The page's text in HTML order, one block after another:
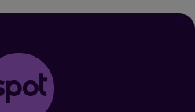
DE PE REȚELE SOCIALE
CUM ÎNVĂȚĂM SĂ DISCUTĂM